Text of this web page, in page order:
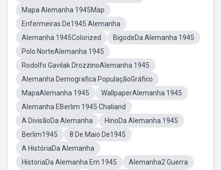
Mapa Alemanha 1945Map
Enfermeiras De1945 Alemanha
Alemanha 1945Colorized
BigodeDa Alemanha 1945
Polo NorteAlemanha 1945
Rodolfo Gavilak DrozzinoAlemanha 1945
Alemanha Demografica PopulaçãoGráfico
MapaAlemanha 1945
WallpaperAlemanha 1945
Alemanha EBerlim 1945 Chaliand
A DivisãoDa Alemanha
HinoDa Alemanha 1945
Berlim1945
8 De Maio De1945
A HistóriaDa Alemanha
HistoriaDa Alemanha Em 1945
Alemanha2 Guerra